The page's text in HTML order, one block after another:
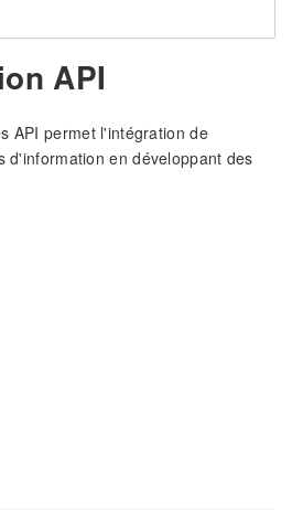
API
API permet l'intégration de
d'information en développant des